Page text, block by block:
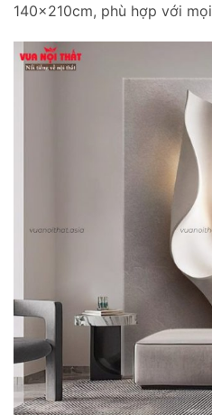
140x210cm, phù hợp với